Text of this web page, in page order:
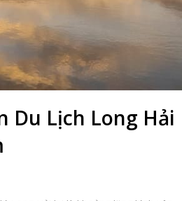
Du Lịch Long Hải